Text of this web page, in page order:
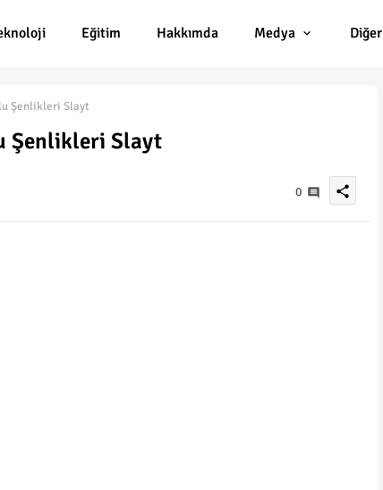
Eğitim Hakkımda Medya Diğer
Şenlikleri Slayt
Şenlikleri Slayt
0 share